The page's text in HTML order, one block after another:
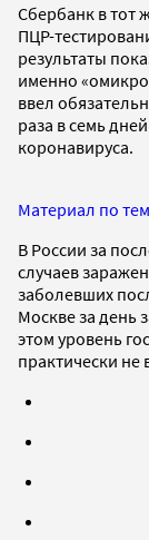
Сбербанк в тот
ПЦР-
результаты
именно
ввел
раза в семь
коронавируса.
Материал по
В России за
случаев
заболевших
Москве за день
этом уровень
практически не